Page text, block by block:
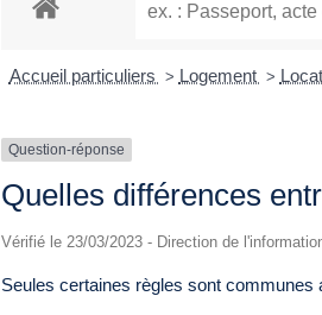
Accueil particuliers > Logement >
Question-réponse
Quelles différences
Vérifié le 23/03/2023 - Direction de
Seules certaines règles sont communes